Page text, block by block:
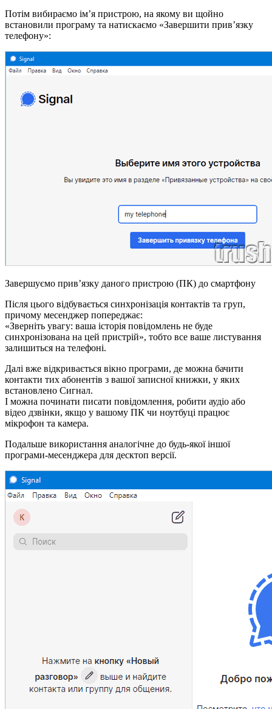
Потім вибираємо ім’я пристрою, на якому ви щойно
встановили програму та натискаємо «Завершити прив’язку
телефону»:
Завершуємо прив’язку даного пристрою (ПК) до смартфону
Після цього відбувається синхронізація контактів та груп,
причому месенджер попереджає:
Зверніть увагу: ваша історія повідомлень не буде
синхронізована на цей пристрій , тобто все ваше листування
залишиться на телефоні.
Далі вже відкривається вікно програми, де можна бачити
контакти тих абонентів з вашої записної книжки, у яких
встановлено Сигнал.
І можна починати писати повідомлення, робити аудіо або
відео дзвінки, якщо у вашому ПК чи ноутбуці працює
мікрофон та камера.
Подальше використання аналогічне до будь-якої іншої
програми-месенджера для десктоп версії.